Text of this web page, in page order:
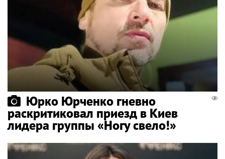
Юрко Юрченко гневно
раскритиковал приезд в Киев
лидера группы «Ногу свело!»